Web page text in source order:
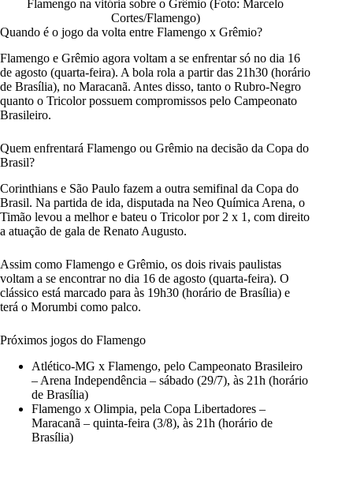
Flamengo na vitória sobre o Grêmio (Foto: Marcelo
Cortes/Flamengo)
Quando é o jogo da volta entre Flamengo x Grêmio?
Flamengo e Grêmio agora voltam a se enfrentar só no dia 16
de agosto (quarta-feira). A bola rola a partir das 21h30 (horário
de Brasília), no Maracanã. Antes disso, tanto o Rubro-Negro
quanto o Tricolor possuem compromissos pelo Campeonato
Brasileiro.
Quem enfrentará Flamengo ou Grêmio na decisão da Copa do
Brasil?
Corinthians e São Paulo fazem a outra semifinal da Copa do
Brasil. Na partida de ida, disputada na Neo Química Arena, o
Timão levou a melhor e bateu o Tricolor por 2 x 1, com direito
a atuação de gala de Renato Augusto.
Assim como Flamengo e Grêmio, os dois rivais paulistas
voltam a se encontrar no dia 16 de agosto (quarta-feira). O
clássico está marcado para às 19h30 (horário de Brasília) e
terá o Morumbi como palco.
Próximos jogos do Flamengo
Atlético-MG x Flamengo, pelo Campeonato Brasileiro
– Arena Independência – sábado (29/7), às 21h (horário
de Brasília)
Flamengo x Olimpia, pela Copa Libertadores –
Maracanã – quinta-feira (3/8), às 21h (horário de
Brasília)